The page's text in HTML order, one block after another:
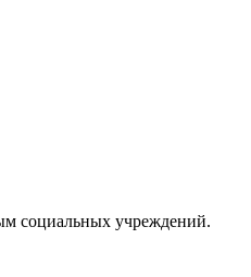
социальных учреждений.